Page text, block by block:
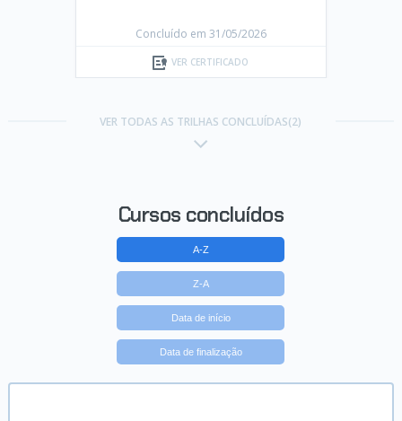
Concluído em 31/05/2026
VER CERTIFICADO
VER TODAS AS TRILHAS CONCLUÍDAS(2)
Cursos concluídos
A-Z
Z-A
Data de início
Data de finalização